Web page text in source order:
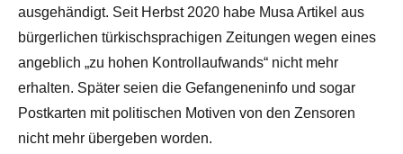
ausgehändigt. Seit Herbst 2020 habe Musa Artikel aus
bürgerlichen türkischsprachigen Zeitungen wegen eines
angeblich „zu hohen Kontrollaufwands“ nicht mehr
erhalten. Später seien die Gefangeneninfo und sogar
Postkarten mit politischen Motiven von den Zensoren
nicht mehr übergeben worden.